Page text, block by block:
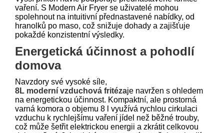
vaření. S Modern Air Fryer se uživatelé mohou
spolehnout na intuitivní přednastavené nabídky, od
hranolků po maso, což snižuje dohady a zajišťuje
pokaždé konzistentní výsledky.
Energetická účinnost a pohodlí
domova
Navzdory své vysoké síle,
8L moderní vzduchová fritézaje navržen s ohledem
na energetickou účinnost. Kompaktní, ale prostorná
varná komora o objemu 8 l využívá rychlou cirkulaci
vzduchu k rychlejšímu vaření jídel než běžné trouby,
což může šetřit elektrickou energii a zkrátit celkovou